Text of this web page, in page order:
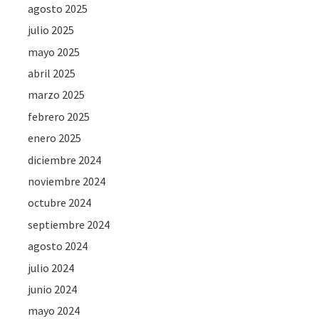
agosto 2025
julio 2025
mayo 2025
abril 2025
marzo 2025
febrero 2025
enero 2025
diciembre 2024
noviembre 2024
octubre 2024
septiembre 2024
agosto 2024
julio 2024
junio 2024
mayo 2024